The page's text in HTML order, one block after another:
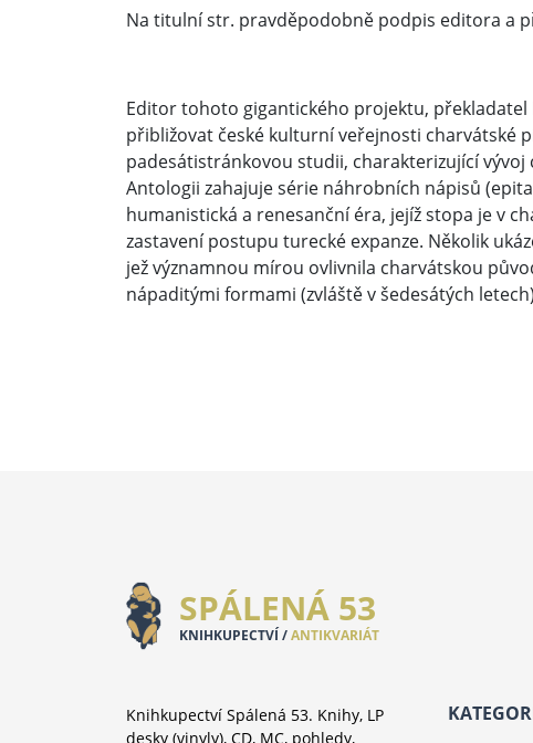
Na titulní str. pravděpodobně podpis editora a
Editor tohoto gigantického projektu,
přibližovat české kulturní veřejnosti charvátské
padesátistránkovou studii, charakterizující
Antologii zahajuje série náhrobních nápisů
humanistická a renesanční éra, jejíž stopa je v
zastavení postupu turecké expanze. Několik
jež významnou mírou ovlivnila charvátskou
nápaditými formami (zvláště v šedesátých
SPÁLENÁ 53
KNIHKUPECTVÍ /ANTIKVARIÁT
Knihkupectví Spálená 53. Knihy, LP
desky (vinyly), CD, MC, pohledy,